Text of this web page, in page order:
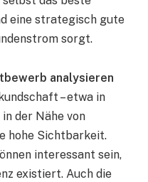
eine strategisch gute
sorgt.
analysieren
– etwa in
der Nähe von
hohe Sichtbarkeit.
interessant sein,
existiert. Auch die